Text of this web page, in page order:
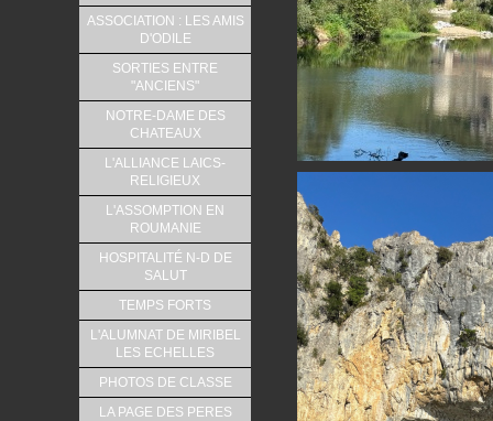
ASSOCIATION : LES AMIS
D'ODILE
SORTIES ENTRE
"ANCIENS"
NOTRE-DAME DES
CHATEAUX
L'ALLIANCE LAICS-
RELIGIEUX
L'ASSOMPTION EN
ROUMANIE
HOSPITALITÉ N-D DE
SALUT
TEMPS FORTS
L'ALUMNAT DE MIRIBEL
LES ECHELLES
PHOTOS DE CLASSE
LA PAGE DES PERES